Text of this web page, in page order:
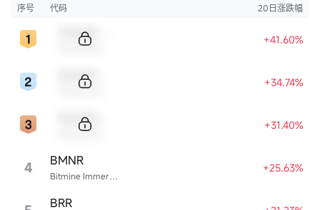
序号
代码 20日涨跌幅
+41.60%
+34.74%
+31.40%
4 Bitmine Immersion Technologies
BMNR +25.63%
BRR